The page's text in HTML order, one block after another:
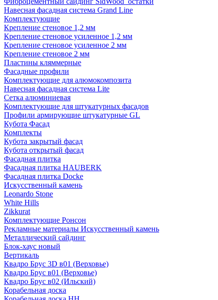
Навесная фасадная система Grand Line
Комплектующие
Крепление стеновое 1,2 мм
Крепление стеновое усиленное 1,2 мм
Крепление стеновое усиленное 2 мм
Крепление стеновое 2 мм
Пластины кляммерные
Фасадные профили
Комплектующие для алюмокомпозита
Навесная фасадная система Lite
Сетка алюминиевая
Комплектующие для штукатурных фасадов
Профили армирующие штукатурные GL
Кубота Фасад
Комплекты
Кубота закрытый фасад
Кубота открытый фасад
Фасадная плитка
Фасадная плитка HAUBERK
Фасадная плитка Docke
Искусственный камень
Leonardo Stone
White Hills
Zikkurat
Комплектующие Ронсон
Рекламные материалы Искусственный камень
Металлический сайдинг
Блок-хаус новый
Вертикаль
Квадро Брус 3D в01 (Верховье)
Квадро Брус в01 (Верховье)
Квадро Брус в02 (Ильский)
Корабельная доска